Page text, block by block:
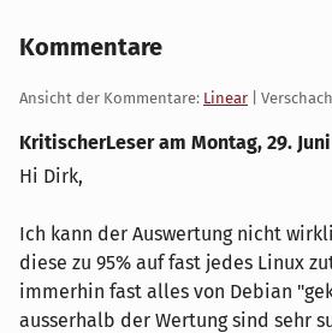
Kommentare
Ansicht der Kommentare: Linear |
KritischerLeser am Montag, 29.
Hi Dirk,
Ich kann der Auswertung nicht
diese zu 95% auf fast jedes Linux
immerhin fast alles von Debian
ausserhalb der Wertung sind sehr